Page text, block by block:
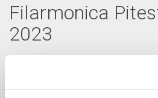
Filarmonica
2023